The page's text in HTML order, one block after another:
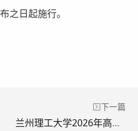
日起施行。
下一篇
兰州理工大学2026年高考招生政策_录取规则_学费标准